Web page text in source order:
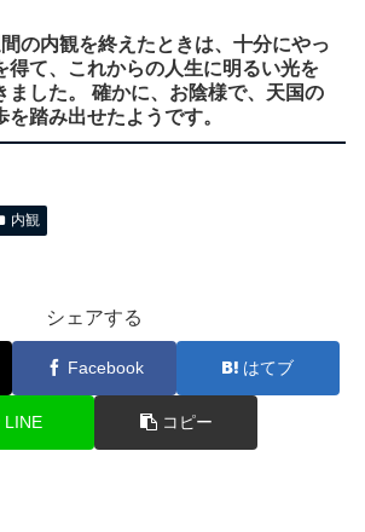
の内観を終えたときは、十分にやっ
得て、これからの人生に明るい光を
ました。 確かに、お陰様で、天国の
踏み出せたようです。
内観
シェアする
Facebook はてブ
LINE コピー